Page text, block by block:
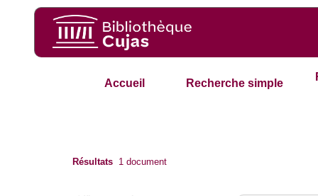
Accueil Recherche simple
Résultats 1 document